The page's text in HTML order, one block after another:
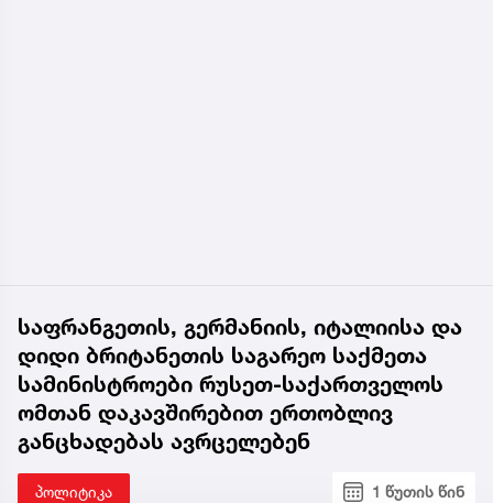
საფრანგეთის, გერმანიის, იტალიისა და
დიდი ბრიტანეთის საგარეო საქმეთა
სამინისტროები რუსეთ-საქართველოს
ომთან დაკავშირებით ერთობლივ
განცხადებას ავრცელებენ
პოლიტიკა 1 წუთის წინ